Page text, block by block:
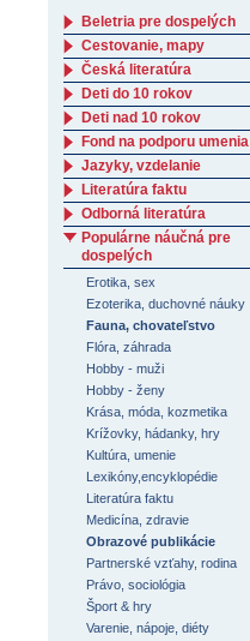
Beletria pre dospelých
Cestovanie, mapy
Česká literatúra
Deti do 10 rokov
Deti nad 10 rokov
Fond na podporu umenia
Jazyky, vzdelanie
Literatúra faktu
Odborná literatúra
Populárne náučná pre
dospelých
Erotika, sex
Ezoterika, duchovné náuky
Fauna, chovateľstvo
Flóra, záhrada
Hobby - muži
Hobby - ženy
Krása, móda, kozmetika
Krížovky, hádanky, hry
Kultúra, umenie
Lexikóny,encyklopédie
Literatúra faktu
Medicína, zdravie
Obrazové publikácie
Partnerské vzťahy, rodina
Právo, sociológia
Šport & hry
Varenie, nápoje, diéty